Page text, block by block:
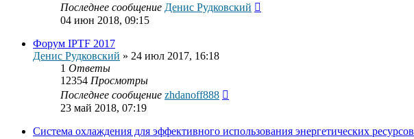
Последнее сообщение Денис Рудковский
04 июн 2018, 09:15
Форум IPTF 2017
Денис Рудковский » 24 июл 2017, 16:18
1 Ответы
12354 Просмотры
Последнее сообщение zhdanoff888
23 май 2018, 07:19
Система охлаждения для эффективного использования энергетических ресурсов